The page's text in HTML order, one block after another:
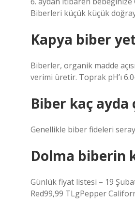
Biberleri küçük küçük
Kapya biber
Biberler, organik madde
verimi üretir. Toprak pH’ı
Biber kaç ayda
Genellikle biber fideleri
Dolma biberin
Günlük fiyat listesi – 19
Red99,99 TLgPepper